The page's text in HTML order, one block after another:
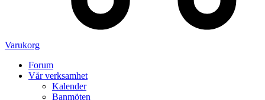
Varukorg
Forum
Vår verksamhet
Kalender
Banmöten